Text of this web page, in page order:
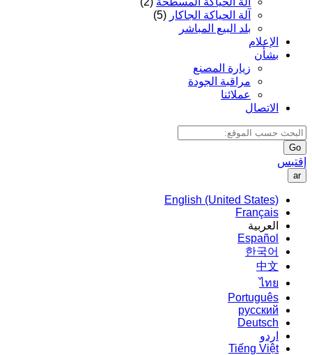
آلة الحياكة الجاكار (5)
بلد البيع المباشر
الإعلام
بشأن
زيارة المصنع
مراقبة الجودة
عملائنا
الاتصال
Go
إقتبس
ar
English (United States)
Français
العربية
Español
한국어
中文
ไทย
Português
русский
Deutsch
اردو
Tiếng Việt